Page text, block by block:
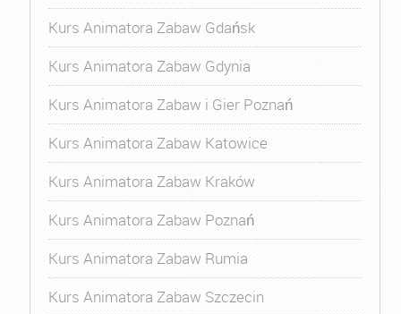
Kurs Animatora Zabaw Gdańsk
Kurs Animatora Zabaw Gdynia
Kurs Animatora Zabaw i Gier Poznań
Kurs Animatora Zabaw Katowice
Kurs Animatora Zabaw Kraków
Kurs Animatora Zabaw Poznań
Kurs Animatora Zabaw Rumia
Kurs Animatora Zabaw Szczecin